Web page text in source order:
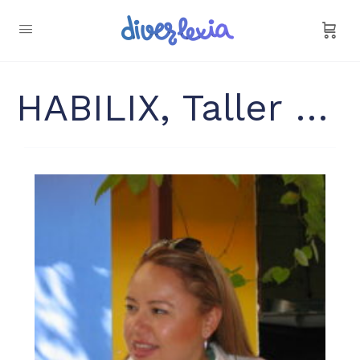
HABILIX, Taller de Ingenios